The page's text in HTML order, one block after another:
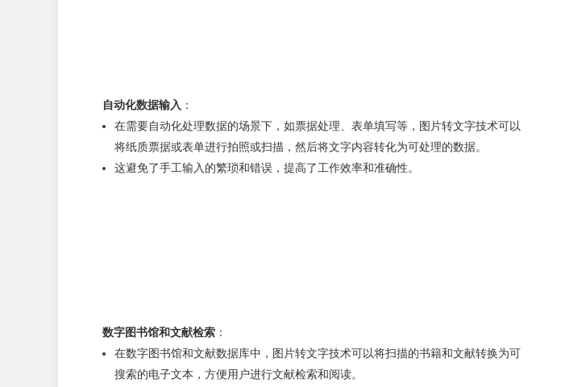
自动化数据输入 ：
在需要自动化处理数据的场景下，如票据处理、表单填写等，图片转文字技术可以
将纸质票据或表单进行拍照或扫描，然后将文字内容转化为可处理的数据。
这避免了手工输入的繁琐和错误，提高了工作效率和准确性。
数字图书馆和文献检索 ：
在数字图书馆和文献数据库中，图片转文字技术可以将扫描的书籍和文献转换为可
搜索的电子文本，方便用户进行文献检索和阅读。